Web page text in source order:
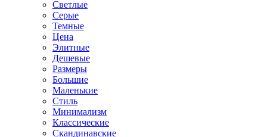
Светлые
Серые
Темные
Цена
Элитные
Дешевые
Размеры
Большие
Маленькие
Стиль
Минимализм
Классические
Скандинавские